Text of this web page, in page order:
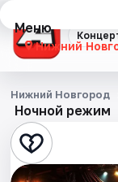
Меню
Нижний
Концерты
Театр
Стендап
Ночной режим
Нижний Новгород